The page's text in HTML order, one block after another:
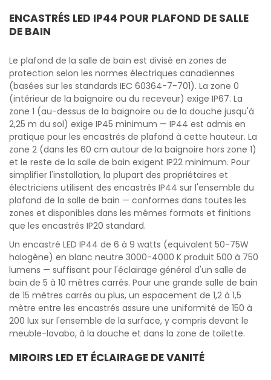
ENCASTRÉS LED IP44 POUR PLAFOND DE SALLE
DE BAIN
Le plafond de la salle de bain est divisé en zones de
protection selon les normes électriques canadiennes
(basées sur les standards IEC 60364-7-701). La zone 0
(intérieur de la baignoire ou du receveur) exige IP67. La
zone 1 (au-dessus de la baignoire ou de la douche jusqu'à
2,25 m du sol) exige IP45 minimum — IP44 est admis en
pratique pour les encastrés de plafond à cette hauteur. La
zone 2 (dans les 60 cm autour de la baignoire hors zone 1)
et le reste de la salle de bain exigent IP22 minimum. Pour
simplifier l'installation, la plupart des propriétaires et
électriciens utilisent des encastrés IP44 sur l'ensemble du
plafond de la salle de bain — conformes dans toutes les
zones et disponibles dans les mêmes formats et finitions
que les encastrés IP20 standard.
Un encastré LED IP44 de 6 à 9 watts (equivalent 50-75W
halogène) en blanc neutre 3000-4000 K produit 500 à 750
lumens — suffisant pour l'éclairage général d'un salle de
bain de 5 à 10 mètres carrés. Pour une grande salle de bain
de 15 mètres carrés ou plus, un espacement de 1,2 à 1,5
mètre entre les encastrés assure une uniformité de 150 à
200 lux sur l'ensemble de la surface, y compris devant le
meuble-lavabo, à la douche et dans la zone de toilette.
MIROIRS LED ET ÉCLAIRAGE DE VANITÉ